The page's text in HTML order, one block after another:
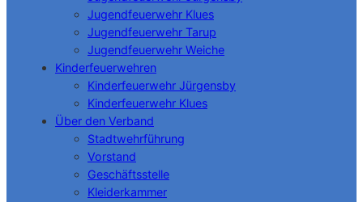
Jugendfeuerwehr Klues
Jugendfeuerwehr Tarup
Jugendfeuerwehr Weiche
Kinderfeuerwehren
Kinderfeuerwehr Jürgensby
Kinderfeuerwehr Klues
Über den Verband
Stadtwehrführung
Vorstand
Geschäftsstelle
Kleiderkammer